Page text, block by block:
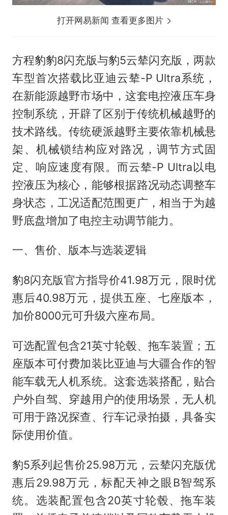
打开网易新闻 查看更多图片
方程豹豹8闪充版与豹5云辇闪充版，两款
车型首次搭载比亚迪云辇-P Ultra系统，
在新能源越野市场中，这套电控液压车身
控制系统，开辟了区别于传统机械越野的
技术路线。传统硬派越野主要依靠机械悬
架、机械锁结构应对路况，调节方式固
定、响应速度有限。而云辇-P Ultra以电
控液压为核心，能够根据路况动态调整车
身状态，工况适配范围更广，相当于为越
野底盘增加了电控主动调节能力。
一、售价、版本与选装逻辑
豹8闪充版官方指导价41.98万元，限时优
惠后40.98万元，提供五座、七座版本，
加价8000元可升级六座布局。
可选配置包含21英寸轮毂、拖车装置；五
座版本可付费加装比亚迪与大疆合作的智
能车载无人机系统。这套选装搭配，贴合
户外自驾、穿越用户的使用场景，无人机
可用于路况探查、行车记录拍摄，具备实
际使用价值。
豹5系列起售价25.98万元，云辇闪充版优
惠后29.98万元，标配天神之眼B智驾系
统。选装配置包含20英寸轮毂、拖车装